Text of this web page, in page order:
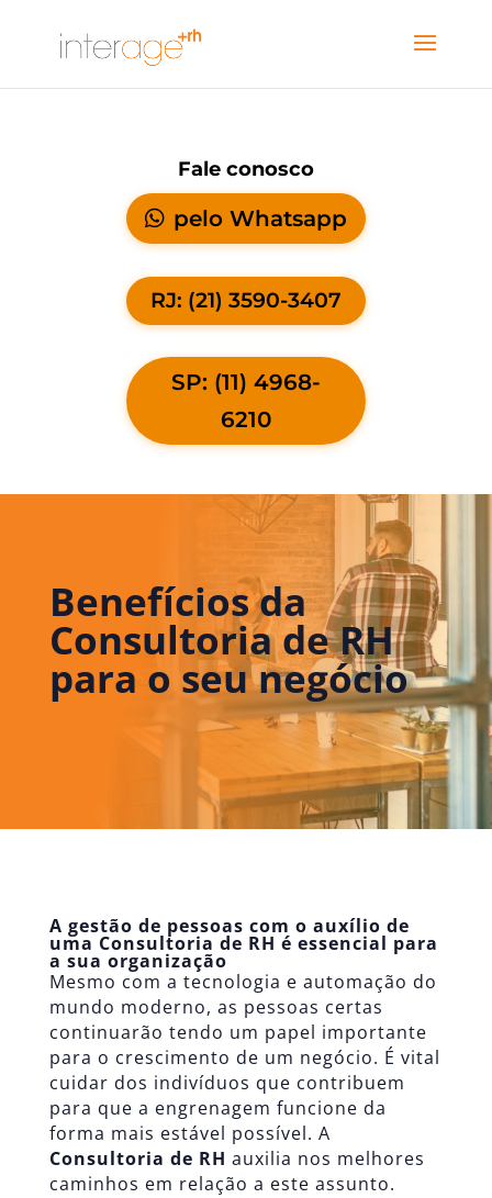
Fale conosco
pelo Whatsapp
RJ: (21) 3590-3407
SP: (11) 4968-
6210
Benefícios da
Consultoria de RH
para o seu negócio
A gestão de pessoas com o auxílio de
uma Consultoria de RH é essencial para
a sua organização
Mesmo com a tecnologia e automação do
mundo moderno, as pessoas certas
continuarão tendo um papel importante
para o crescimento de um negócio. É vital
cuidar dos indivíduos que contribuem
para que a engrenagem funcione da
forma mais estável possível. A
Consultoria de RH auxilia nos melhores
caminhos em relação a este assunto.